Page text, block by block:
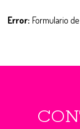
Error: Formulario